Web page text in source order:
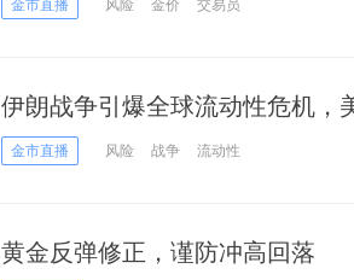
金市直播 风险 金价 交易员
伊朗战争引爆全球流动性危机，
商“躺平”？
金市直播 风险 战争 流动性
黄金反弹修正，谨防冲高回落